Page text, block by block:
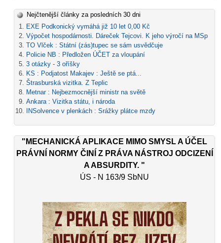
Nejčtenější články za posledních 30 dni
EXE Podkonický vymáhá již 10 let 0,00 Kč
Výpočet hospodárnosti. Dáreček Tejcovi. K jeho výročí na MSp
TO Vlček : Státní (zás)tupec se sám usvědčuje
Policie NB : Předložen ÚČET za vloupání
3 otázky - 3 oříšky
KS : Podjatost Makajev : Ještě se ptá...
Štrasburská vizitka. Z Teplic
Metnar : Nejbezmocnější ministr na světě
Ankara : Vizitka státu, i národa
INSolvence v plenkách : Srážky plátce mzdy
"MECHANICKÁ APLIKACE MIMO SMYSL A ÚČEL
PRÁVNÍ NORMY ČINÍ Z PRÁVA NÁSTROJ ODCIZENÍ
A ABSURDITY. "
ÚS - N 163/9 SbNU